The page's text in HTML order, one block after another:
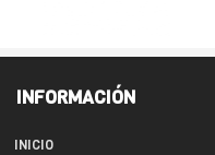
INFORMACIÓN
INICIO